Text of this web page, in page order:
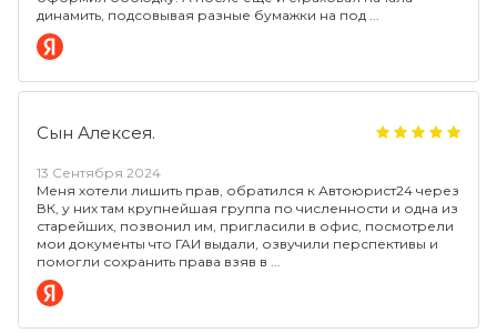
динамить, подсовывая разные бумажки на под
Сын Алексея.
13 Сентября 2024
Меня хотели лишить прав, обратился к Автоюрист24 через
ВК, у них там крупнейшая группа по численности и одна из
старейших, позвонил им, пригласили в офис, посмотрели
мои документы что ГАИ выдали, озвучили перспективы и
помогли сохранить права взяв в